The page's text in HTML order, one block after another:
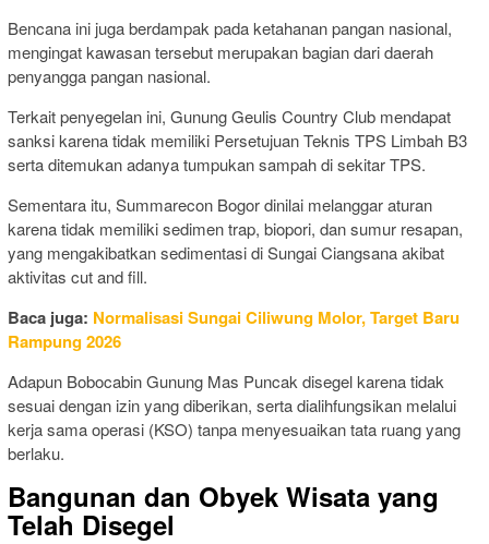
Bencana ini juga berdampak pada ketahanan pangan nasional,
mengingat kawasan tersebut merupakan bagian dari daerah
penyangga pangan nasional.
Terkait penyegelan ini, Gunung Geulis Country Club mendapat
sanksi karena tidak memiliki Persetujuan Teknis TPS Limbah B3
serta ditemukan adanya tumpukan sampah di sekitar TPS.
Sementara itu, Summarecon Bogor dinilai melanggar aturan
karena tidak memiliki sedimen trap, biopori, dan sumur resapan,
yang mengakibatkan sedimentasi di Sungai Ciangsana akibat
aktivitas cut and fill.
Baca juga: Normalisasi Sungai Ciliwung Molor, Target Baru
Rampung 2026
Adapun Bobocabin Gunung Mas Puncak disegel karena tidak
sesuai dengan izin yang diberikan, serta dialihfungsikan melalui
kerja sama operasi (KSO) tanpa menyesuaikan tata ruang yang
berlaku.
Bangunan dan Obyek Wisata yang
Telah Disegel